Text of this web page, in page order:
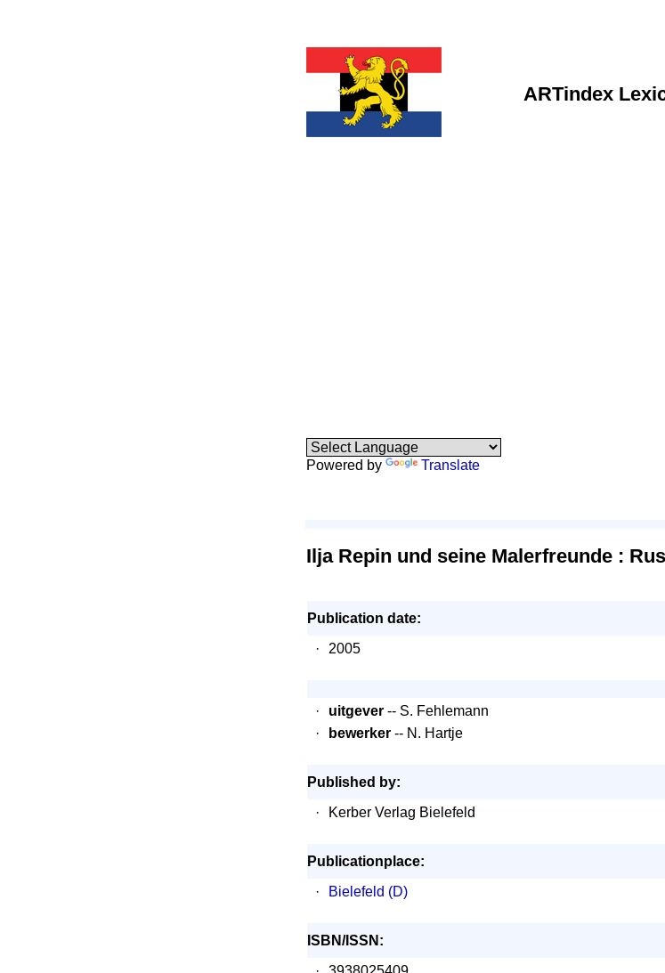
ARTindex
Powered by Translate
Ilja Repin und seine Malerfreunde :
Publication date:
·
2005
· uitgever-- S. Fehlemann
·
bewerker-- N. Hartje
Published by:
·
Kerber Verlag Bielefeld
Publicationplace:
·
Bielefeld (D)
ISBN/ISSN: